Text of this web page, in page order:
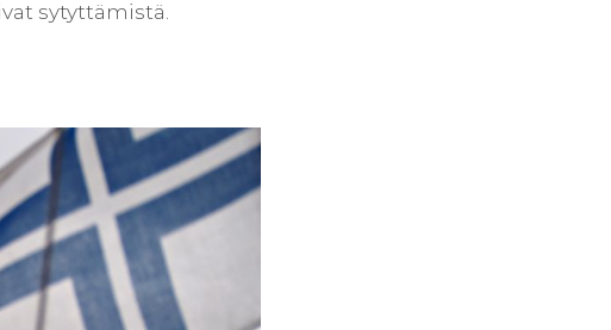
sytyttämistä.